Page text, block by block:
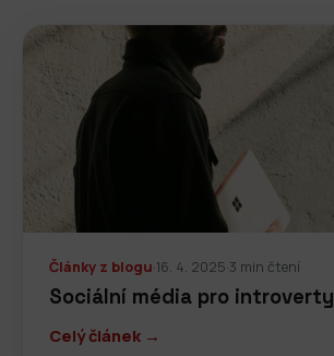
Články z blogu·16. 4. 2025·3 min čtení
Sociální média pro introverty
Celý článek →